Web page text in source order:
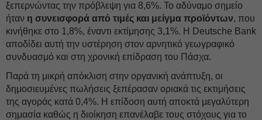
ξεπερνώντας την πρόβλεψη για 8,6%. Το αδύναμο σημείο
ήταν η συνεισφορά από τιμές και μείγμα προϊόντων, που
κινήθηκε στο 1,8%, έναντι εκτίμησης 3,1%. Η Deutsche Bank
αποδίδει αυτή την υστέρηση στον αρνητικό γεωγραφικό
συνδυασμό και στη χρονική επίδραση του Πάσχα.
Παρά τη μικρή απόκλιση στην οργανική ανάπτυξη, οι
δημοσιευμένες πωλήσεις ξεπέρασαν οριακά τις εκτιμήσεις
της αγοράς κατά 0,4%. Η επίδοση αυτή αποκτά μεγαλύτερη
σημασία καθώς η διοίκηση επανέλαβε τους στόχους για το